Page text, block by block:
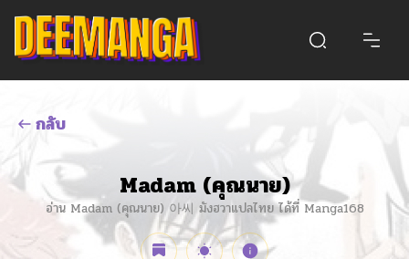
กลับ
Madam (คุณนาย)
อ่าน Madam (คุณนาย) 아씨 มังฮวาแปลไทย ได้ที่ Manga168